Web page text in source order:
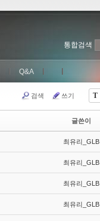
Q&A
통합검색
T
검색 쓰기
글쓴이
최유리_GLB
최유리_GLB
최유리_GLB
최유리_GLB